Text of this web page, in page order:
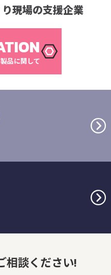
現場の支援企業
品に関して
相談ください!